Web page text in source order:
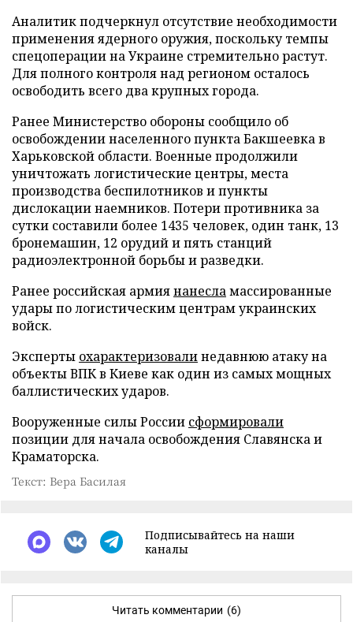
Аналитик подчеркнул отсутствие необходимости
применения ядерного оружия, поскольку темпы
спецоперации на Украине стремительно растут.
Для полного контроля над регионом осталось
освободить всего два крупных города.
Ранее Министерство обороны сообщило об
освобождении населенного пункта Бакшеевка в
Харьковской области. Военные продолжили
уничтожать логистические центры, места
производства беспилотников и пункты
дислокации наемников. Потери противника за
сутки составили более 1435 человек, один танк, 13
бронемашин, 12 орудий и пять станций
радиоэлектронной борьбы и разведки.
Ранее российская армиянанесламассированные
удары по логистическим центрам украинских
войск.
Эксперты охарактеризовалинедавнюю атаку на
объекты ВПК в Киеве как один из самых мощных
баллистических ударов.
Вооруженные силы России сформировали
позиции для начала освобождения Славянска и
Краматорска.
Текст: Вера Басилая
Подписывайтесь на наши
каналы
Читать комментарии (6)